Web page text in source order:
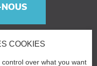
COOKIES
over what you want